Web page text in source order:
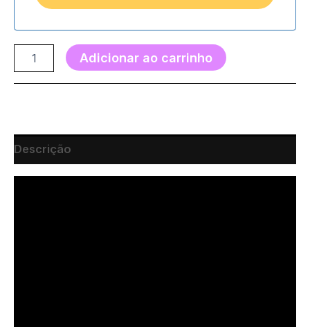
Adicionar ao carrinho
Descrição